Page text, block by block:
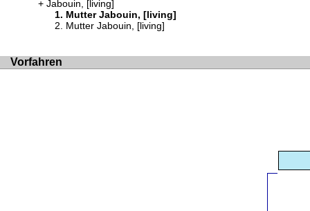
Jabouin, [living]
Mutter Jabouin, [living]
Mutter Jabouin, [living]
Vorfahren